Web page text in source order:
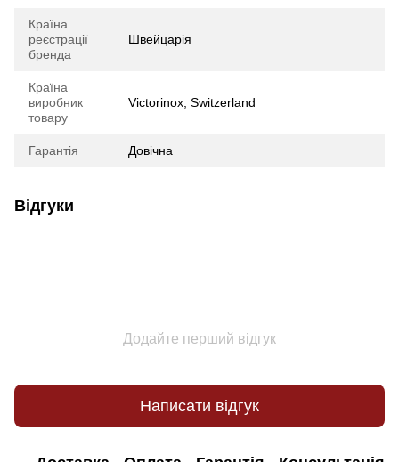
Країна
реєстрації
бренда
Швейцарія
Країна
виробник
товару
Victorinox, Switzerland
Гарантія Довічна
Відгуки
Додайте перший відгук
Написати відгук